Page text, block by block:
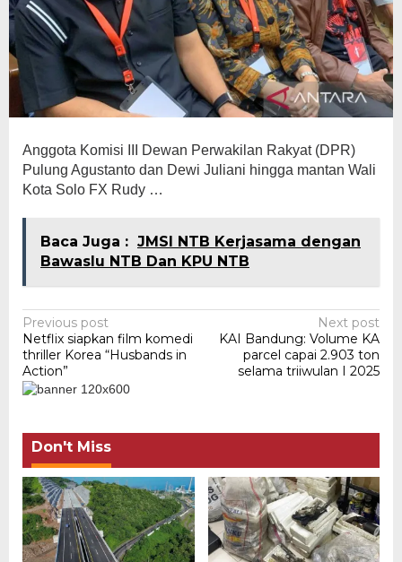
Anggota Komisi III Dewan Perwakilan Rakyat (DPR)
Pulung Agustanto dan Dewi Juliani hingga mantan Wali
Kota Solo FX Rudy …
Baca Juga : JMSI NTB Kerjasama dengan
Bawaslu NTB Dan KPU NTB
Post
navigation
Previous post
Netflix siapkan film komedi
thriller Korea “Husbands in
Action”
Next post
KAI Bandung: Volume KA
parcel capai 2.903 ton
selama triiwulan I 2025
Don't Miss